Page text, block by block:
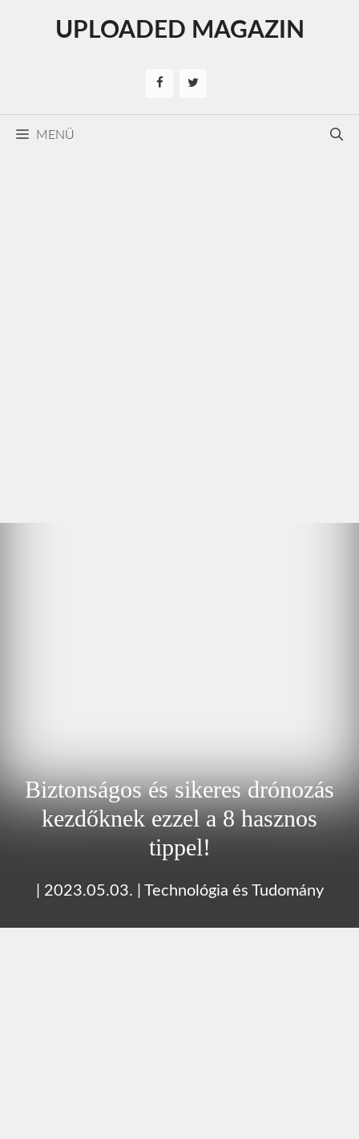
UPLOADED MAGAZIN
MENÜ
Biztonságos és sikeres drónozás
kezdőknek ezzel a 8 hasznos
tippel!
2023.05.03. Technológia és Tudomány